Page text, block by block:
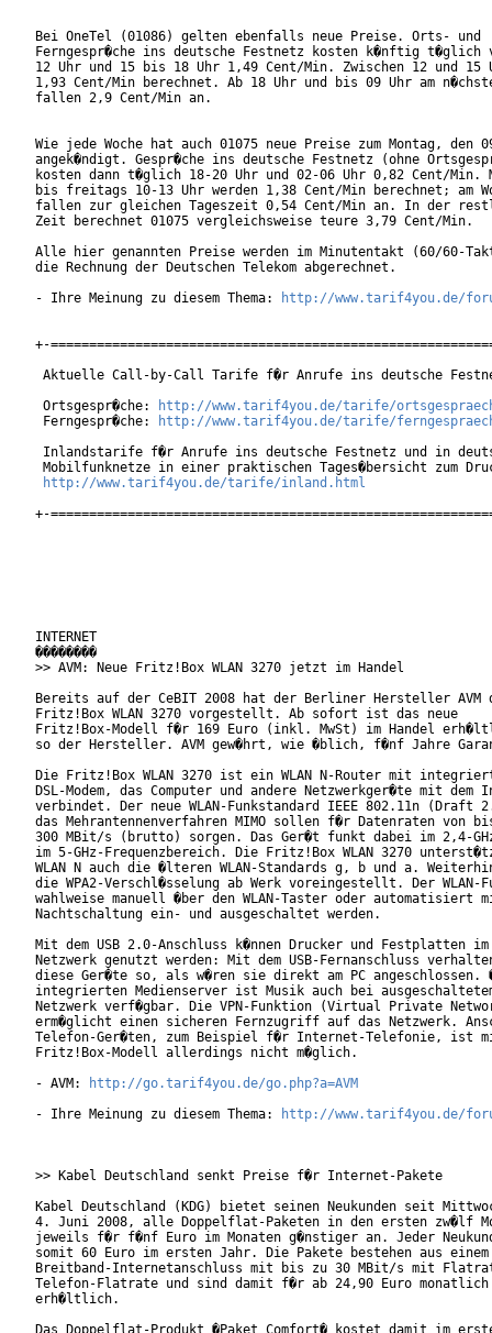
Bei OneTel (01086) gelten ebenfalls neue Preise. Orts- und
Ferngespr�che ins deutsche Festnetz kosten k�nftig t�glich
12 Uhr und 15 bis 18 Uhr 1,49 Cent/Min. Zwischen 12 und 15
1,93 Cent/Min berechnet. Ab 18 Uhr und bis 09 Uhr am
fallen 2,9 Cent/Min an.
Wie jede Woche hat auch 01075 neue Preise zum Montag, den
angek�ndigt. Gespr�che ins deutsche Festnetz (ohne
kosten dann t�glich 18-20 Uhr und 02-06 Uhr 0,82 Cent/Min.
bis freitags 10-13 Uhr werden 1,38 Cent/Min berechnet; am
fallen zur gleichen Tageszeit 0,54 Cent/Min an. In der
Zeit berechnet 01075 vergleichsweise teure 3,79 Cent/Min.
Alle hier genannten Preise werden im Minutentakt (60/60-
die Rechnung der Deutschen Telekom abgerechnet.
- Ihre Meinung zu diesem Thema:
http://www.tarif4you.de/
+-
Aktuelle Call-by-Call Tarife f�r Anrufe ins deutsche
Ortsgespr�che:
http://www.tarif4you.de/tarife/
Ferngespr�che:
http://www.tarif4you.de/tarife/
Inlandstarife f�r Anrufe ins deutsche Festnetz und in
Mobilfunknetze in einer praktischen Tages�bersicht zum
http://www.tarif4you.de/tarife/inland.html
+-
INTERNET
��������
>> AVM: Neue Fritz!Box WLAN 3270 jetzt im Handel
Bereits auf der CeBIT 2008 hat der Berliner Hersteller AVM
Fritz!Box WLAN 3270 vorgestellt. Ab sofort ist das neue
Fritz!Box-Modell f�r 169 Euro (inkl. MwSt) im Handel
so der Hersteller. AVM gew�hrt, wie �blich, f�nf Jahre
Die Fritz!Box WLAN 3270 ist ein WLAN N-Router mit
DSL-Modem, das Computer und andere Netzwerkger�te mit dem
verbindet. Der neue WLAN-Funkstandard IEEE 802.11n (Draft
das Mehrantennenverfahren MIMO sollen f�r Datenraten von
300 MBit/s (brutto) sorgen. Das Ger�t funkt dabei im 2,4-
im 5-GHz-Frequenzbereich. Die Fritz!Box WLAN 3270
WLAN N auch die �lteren WLAN-Standards g, b und a.
die WPA2-Verschl�sselung ab Werk voreingestellt. Der WLAN-
wahlweise manuell �ber den WLAN-Taster oder automatisiert
Nachtschaltung ein- und ausgeschaltet werden.
Mit dem USB 2.0-Anschluss k�nnen Drucker und Festplatten im
Netzwerk genutzt werden: Mit dem USB-Fernanschluss
diese Ger�te so, als w�ren sie direkt am PC angeschlossen.
integrierten Medienserver ist Musik auch bei
Netzwerk verf�gbar. Die VPN-Funktion (Virtual Private
erm�glicht einen sicheren Fernzugriff auf das Netzwerk.
Telefon-Ger�ten, zum Beispiel f�r Internet-Telefonie, ist
Fritz!Box-Modell allerdings nicht m�glich.
- AVM:
http://go.tarif4you.de/go.php?a=AVM
- Ihre Meinung zu diesem Thema:
http://www.tarif4you.de/
>> Kabel Deutschland senkt Preise f�r Internet-Pakete
Kabel Deutschland (KDG) bietet seinen Neukunden seit
4. Juni 2008, alle Doppelflat-Paketen in den ersten zw�lf
jeweils f�r f�nf Euro im Monaten g�nstiger an. Jeder
somit 60 Euro im ersten Jahr. Die Pakete bestehen aus einem
Breitband-Internetanschluss mit bis zu 30 MBit/s mit
Telefon-Flatrate und sind damit f�r ab 24,90 Euro monatlich
erh�ltlich.
Das Doppelflat-Produkt �Paket Comfort� kostet damit im